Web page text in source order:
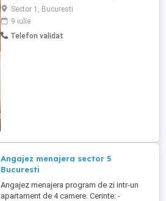
Atributii: insotire si companie, efectuare
cumparaturi, menaj de intretinere,
verificare medicatie. Locatie: Bucuresti,
sector 2, Cartier Obor Program de lucru:
Sector 1, Bucuresti
9 iulie
Telefon validat
Angajez menajera sector 5
Bucuresti
Angajez menajera program de zi intr-un
apartament de 4 camere. Cerinte: -